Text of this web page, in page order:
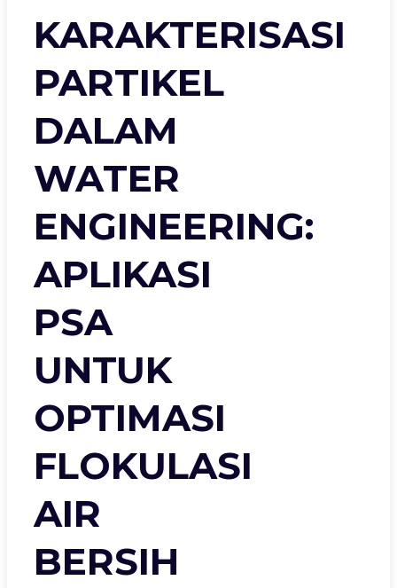
KARAKTERISASI
PARTIKEL
DALAM
WATER
ENGINEERING:
APLIKASI
PSA
UNTUK
OPTIMASI
FLOKULASI
AIR
BERSIH